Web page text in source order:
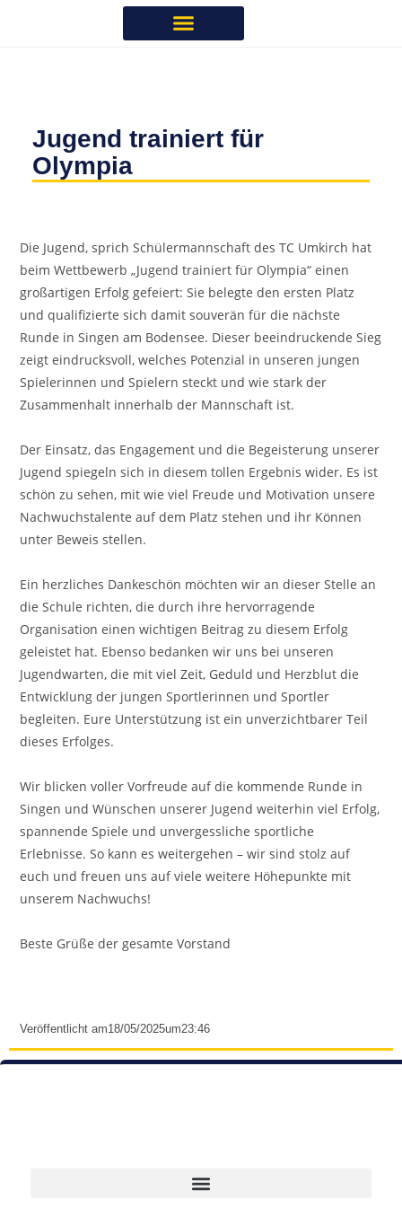
Jugend trainiert für
Olympia
Die Jugend, sprich Schülermannschaft des TC Umkirch hat
beim Wettbewerb „Jugend trainiert für Olympia“ einen
großartigen Erfolg gefeiert: Sie belegte den ersten Platz
und qualifizierte sich damit souverän für die nächste
Runde in Singen am Bodensee. Dieser beeindruckende Sieg
zeigt eindrucksvoll, welches Potenzial in unseren jungen
Spielerinnen und Spielern steckt und wie stark der
Zusammenhalt innerhalb der Mannschaft ist.
Der Einsatz, das Engagement und die Begeisterung unserer
Jugend spiegeln sich in diesem tollen Ergebnis wider. Es ist
schön zu sehen, mit wie viel Freude und Motivation unsere
Nachwuchstalente auf dem Platz stehen und ihr Können
unter Beweis stellen.
Ein herzliches Dankeschön möchten wir an dieser Stelle an
die Schule richten, die durch ihre hervorragende
Organisation einen wichtigen Beitrag zu diesem Erfolg
geleistet hat. Ebenso bedanken wir uns bei unseren
Jugendwarten, die mit viel Zeit, Geduld und Herzblut die
Entwicklung der jungen Sportlerinnen und Sportler
begleiten. Eure Unterstützung ist ein unverzichtbarer Teil
dieses Erfolges.
Wir blicken voller Vorfreude auf die kommende Runde in
Singen und Wünschen unserer Jugend weiterhin viel Erfolg,
spannende Spiele und unvergessliche sportliche
Erlebnisse. So kann es weitergehen – wir sind stolz auf
euch und freuen uns auf viele weitere Höhepunkte mit
unserem Nachwuchs!
Beste Grüße der gesamte Vorstand
Veröffentlicht am18/05/2025um23:46